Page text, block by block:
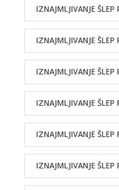
IZNAJMLJIVANJE ŠLEP
IZNAJMLJIVANJE ŠLEP
IZNAJMLJIVANJE
IZNAJMLJIVANJE ŠLEP
IZNAJMLJIVANJE ŠLEP
IZNAJMLJIVANJE